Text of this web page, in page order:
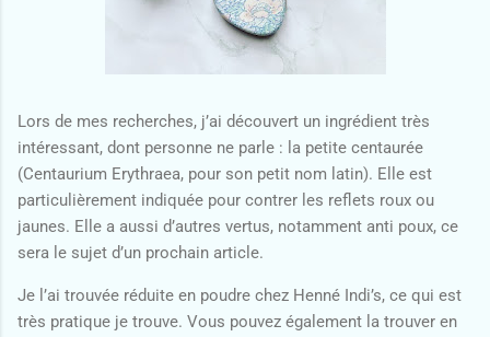
Lors de mes recherches, j’ai découvert un ingrédient très
intéressant, dont personne ne parle : la petite centaurée
(Centaurium Erythraea, pour son petit nom latin). Elle est
particulièrement indiquée pour contrer les reflets roux ou
jaunes. Elle a aussi d’autres vertus, notamment anti poux, ce
sera le sujet d’un prochain article.
Je l’ai trouvée réduite en poudre chez Henné Indi’s, ce qui est
très pratique je trouve. Vous pouvez également la trouver en